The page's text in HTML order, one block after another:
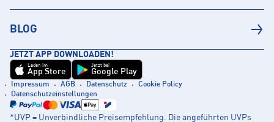
BLOG
JETZT APP DOWNLOADEN!
Laden im
App Store
Jetzt bei
Google Play
Impressum AGB Datenschutz
Cookie Policy
Datenschutzeinstellungen
*UVP = Unverbindliche Preisempfehlung. Die angeführten UVPs